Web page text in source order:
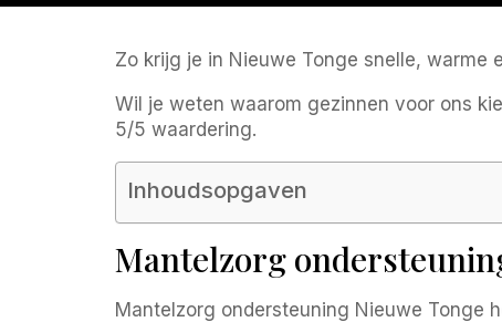
Zo krijg je in Nieuwe Tonge snelle, warme
Wil je weten waarom gezinnen voor ons
5/5 waardering.
Inhoudsopgaven
Mantelzorg
Mantelzorg ondersteuning Nieuwe Tonge